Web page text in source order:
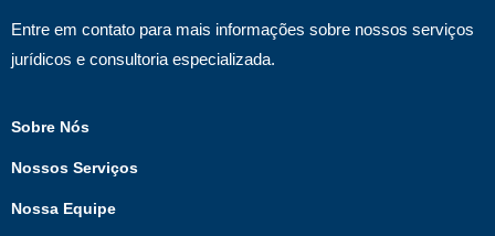
Entre em contato para mais informações sobre nossos serviços
jurídicos e consultoria especializada.
Sobre Nós
Nossos Serviços
Nossa Equipe